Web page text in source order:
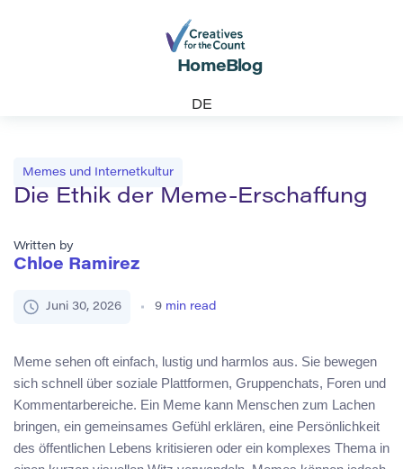
Home Blog
DE
Memes und Internetkultur
Die Ethik der Meme-Erschaffung
Written by
Chloe Ramirez
Juni 30, 2026 9 min read
Meme sehen oft einfach, lustig und harmlos aus. Sie bewegen
sich schnell über soziale Plattformen, Gruppenchats, Foren und
Kommentarbereiche. Ein Meme kann Menschen zum Lachen
bringen, ein gemeinsames Gefühl erklären, eine Persönlichkeit
des öffentlichen Lebens kritisieren oder ein komplexes Thema in